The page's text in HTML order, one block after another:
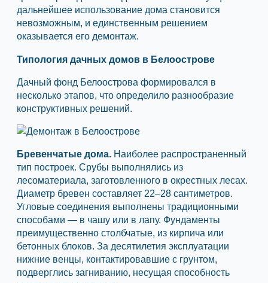
дальнейшее использование дома становится
невозможным, и единственным решением
оказывается его демонтаж.
Типология дачных домов в Белоострове
Дачный фонд Белоострова формировался в
несколько этапов, что определило разнообразие
конструктивных решений.
Бревенчатые дома. Наиболее распространенный
тип построек. Срубы выполнялись из
лесоматериала, заготовленного в окрестных лесах.
Диаметр бревен составляет 22–28 сантиметров.
Угловые соединения выполнены традиционными
способами — в чашу или в лапу. Фундаменты
преимущественно столбчатые, из кирпича или
бетонных блоков. За десятилетия эксплуатации
нижние венцы, контактировавшие с грунтом,
подверглись загниванию, несущая способность